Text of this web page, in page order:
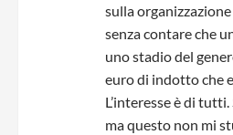
sulla
senza contare che
uno stadio del
euro di indotto che
L’interesse è di
ma questo non mi